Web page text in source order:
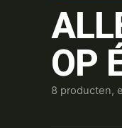
OP
8 producten,